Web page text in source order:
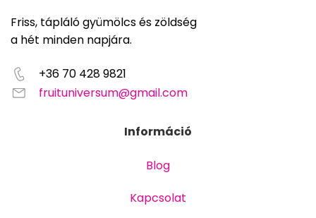
Friss, tápláló gyümölcs és zöldség
a hét minden napjára.
+36 70 428 9821
fruituniversum@gmail.com
Információ
Blog
Kapcsolat